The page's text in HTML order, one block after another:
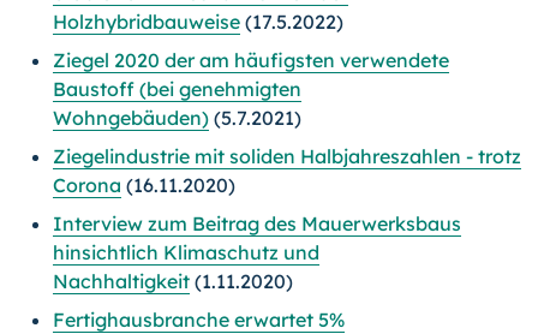
Holzhybridbauweise (17.5.2022)
Ziegel 2020 der am häufigsten verwendete
Baustoff (bei genehmigten
Wohngebäuden) (5.7.2021)
Ziegelindustrie mit soliden Halbjahreszahlen - trotz
Corona (16.11.2020)
Interview zum Beitrag des Mauerwerksbaus
hinsichtlich Klimaschutz und
Nachhaltigkeit (1.11.2020)
Fertighausbranche erwartet 5%